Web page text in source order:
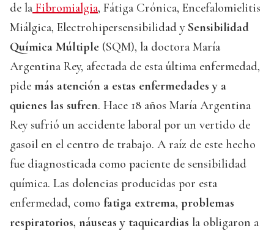
de la Fibromialgia, Fátiga Crónica, Encefalomielitis
Miálgica, Electrohipersensibilidad y Sensibilidad
Química Múltiple (SQM), la doctora María
Argentina Rey, afectada de esta última enfermedad,
pide más atención a estas enfermedades y a
quienes las sufren. Hace 18 años María Argentina
Rey sufrió un accidente laboral por un vertido de
gasoil en el centro de trabajo. A raíz de este hecho
fue diagnosticada como paciente de sensibilidad
química. Las dolencias producidas por esta
enfermedad, como fatiga extrema, problemas
respiratorios, náuseas y taquicardias la obligaron a